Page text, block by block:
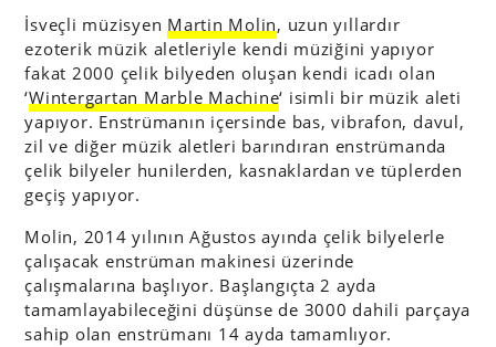
İsveçli müzisyen Martin Molin, uzun yıllardır
ezoterik müzik aletleriyle kendi müziğini yapıyor
fakat 2000 çelik bilyeden oluşan kendi icadı olan
‘Wintergartan Marble Machine‘ isimli bir müzik aleti
yapıyor. Enstrümanın içersinde bas, vibrafon, davul,
zil ve diğer müzik aletleri barındıran enstrümanda
çelik bilyeler hunilerden, kasnaklardan ve tüplerden
geçiş yapıyor.
Molin, 2014 yılının Ağustos ayında çelik bilyelerle
çalışacak enstrüman makinesi üzerinde
çalışmalarına başlıyor. Başlangıçta 2 ayda
tamamlayabileceğini düşünse de 3000 dahili parçaya
sahip olan enstrümanı 14 ayda tamamlıyor.